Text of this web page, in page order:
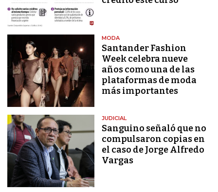
MODA
Santander Fashion
Week celebra nueve
años como una de las
plataformas de moda
más importantes
JUDICIAL
Sanguino señaló que no
compulsaron copias en
el caso de Jorge Alfredo
Vargas